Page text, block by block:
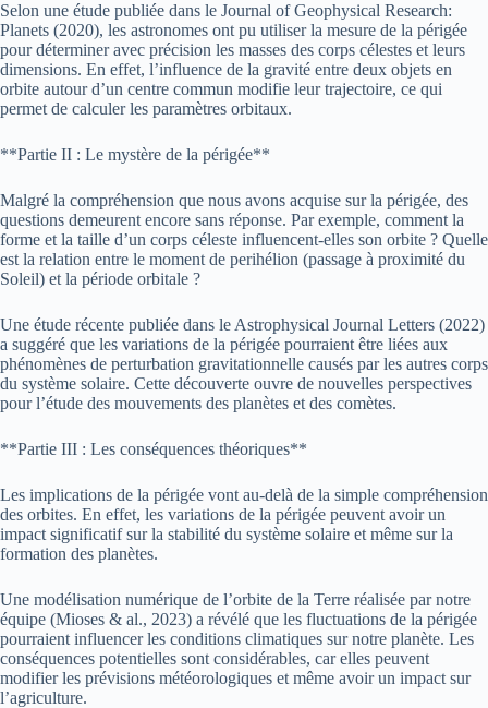
Selon une étude publiée dans le Journal of Geophysical Research:
Planets (2020), les astronomes ont pu utiliser la mesure de la périgée
pour déterminer avec précision les masses des corps célestes et leurs
dimensions. En effet, l’influence de la gravité entre deux objets en
orbite autour d’un centre commun modifie leur trajectoire, ce qui
permet de calculer les paramètres orbitaux.
**Partie II : Le mystère de la périgée**
Malgré la compréhension que nous avons acquise sur la périgée, des
questions demeurent encore sans réponse. Par exemple, comment la
forme et la taille d’un corps céleste influencent-elles son orbite ? Quelle
est la relation entre le moment de perihélion (passage à proximité du
Soleil) et la période orbitale ?
Une étude récente publiée dans le Astrophysical Journal Letters (2022)
a suggéré que les variations de la périgée pourraient être liées aux
phénomènes de perturbation gravitationnelle causés par les autres corps
du système solaire. Cette découverte ouvre de nouvelles perspectives
pour l’étude des mouvements des planètes et des comètes.
**Partie III : Les conséquences théoriques**
Les implications de la périgée vont au-delà de la simple compréhension
des orbites. En effet, les variations de la périgée peuvent avoir un
impact significatif sur la stabilité du système solaire et même sur la
formation des planètes.
Une modélisation numérique de l’orbite de la Terre réalisée par notre
équipe (Mioses & al., 2023) a révélé que les fluctuations de la périgée
pourraient influencer les conditions climatiques sur notre planète. Les
conséquences potentielles sont considérables, car elles peuvent
modifier les prévisions météorologiques et même avoir un impact sur
l’agriculture.